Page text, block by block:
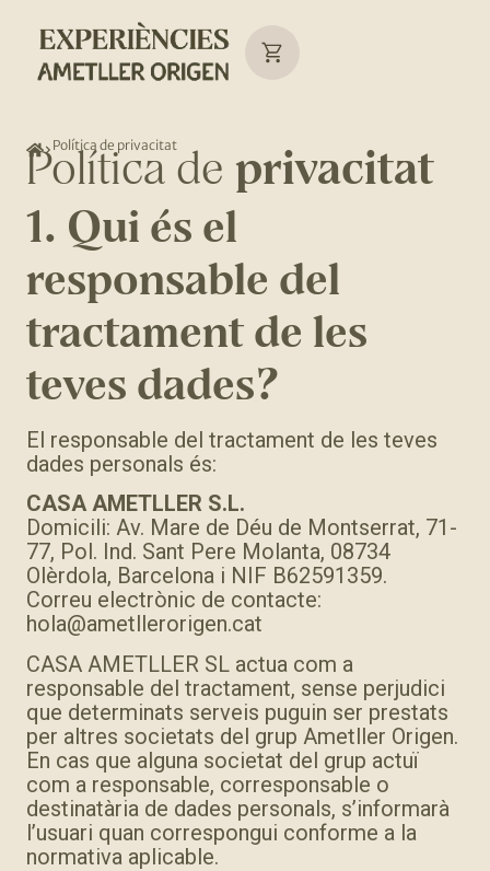
Política de privacitat
Política de privacitat
1. Qui és el
responsable del
tractament de les
teves dades?
El responsable del tractament de les teves
dades personals és:
CASA AMETLLER S.L.
Domicili: Av. Mare de Déu de Montserrat, 71-
77, Pol. Ind. Sant Pere Molanta, 08734
Olèrdola, Barcelona i NIF B62591359.
Correu electrònic de contacte:
hola@ametllerorigen.cat
CASA AMETLLER SL actua com a
responsable del tractament, sense perjudici
que determinats serveis puguin ser prestats
per altres societats del grup Ametller Origen.
En cas que alguna societat del grup actuï
com a responsable, corresponsable o
destinatària de dades personals, s’informarà
l’usuari quan correspongui conforme a la
normativa aplicable.